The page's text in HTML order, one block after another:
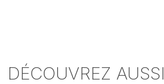
DÉCOUVREZ AUSSI